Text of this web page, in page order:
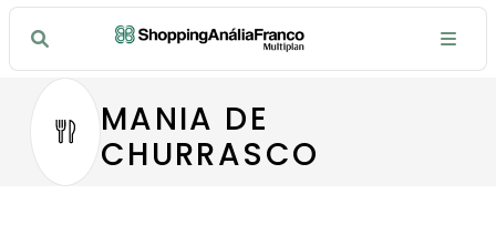
MANIA DE
CHURRASCO